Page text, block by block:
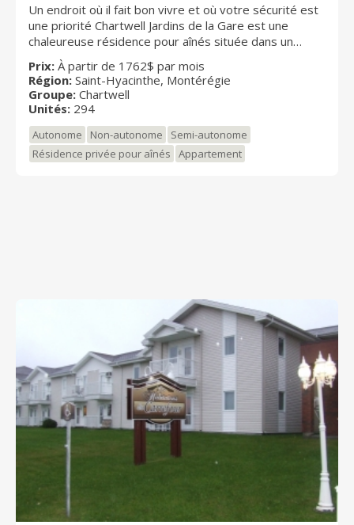
Un endroit où il fait bon vivre et où votre sécurité est
une priorité Chartwell Jardins de la Gare est une
chaleureuse résidence pour aînés située dans un
quartier résidentiel tout près du centre-ville de Saint-
Hyacinthe. Vous serez à proximité de nombreux
commerces et services, accessibles à pied ou en
voiture. Le secteur étant bien desservi par les
vous pourrez vous adonner facilement à vos sorties
et vos emplettes. Notre résidence est destinée aux
retraités autonomes et semi-autonomes et offre un
tenons à ce que nos résidents sachent que les soins
et les services qui leur sont offerts dans les
résidences Chartwell leur permettront de mener une
vie heureuse, enrichissante et saine. Il est primordial
que les familles soient rassurées que leurs proches
évoluent dans un environnement sûr et qu'ils
participent à la vie quotidienne dans nos résidences
selon leurs envies et leurs intérêts. Chartwell offre un
éventail complet de résidences pour retraités. Il s'agit
du plus important propriétaire et gestionnaire de
résidences pour retraités au Canada. Au Québec,
Chartwell compte plus de 10 000 résidents et emploie
environ 3 000 employés. Pour de plus amples
renseignements, visitez chartwell.com
Prix: À partir de 1762$ par mois
Région: Saint-Hyacinthe, Montérégie
Groupe: Chartwell
Unités: 294
Autonome Non-autonome
Semi-autonome
Résidence privée pour aînés
Appartement